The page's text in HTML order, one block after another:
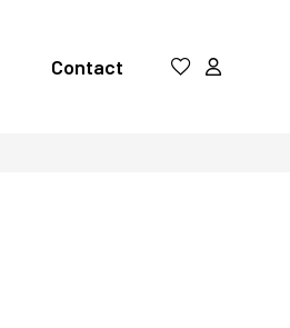
Contact